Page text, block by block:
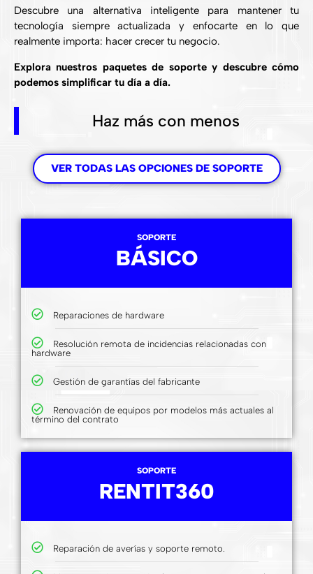
SOPORTE
BÁSICO
Reparaciones de hardware
Resolución remota de incidencias relacionadas con
hardware
Gestión de garantías del fabricante
Renovación de equipos por modelos más actuales al
término del contrato
SOPORTE
RENTIT360
Reparación de averías y soporte remoto.
Descubre una alternativa inteligente para mantener tu
tecnología siempre actualizada y enfocarte en lo que
realmente importa: hacer crecer tu negocio.
Explora nuestros paquetes de soporte y descubre cómo
podemos simplificar tu día a día.
Haz más con menos
VER TODAS LAS OPCIONES DE SOPORTE